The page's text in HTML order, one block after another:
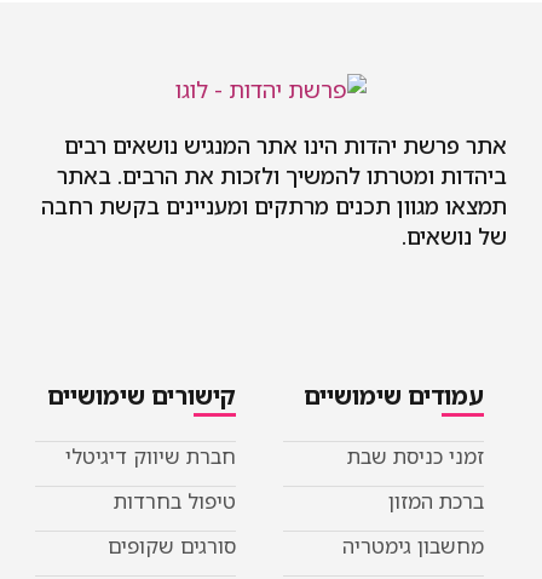
יהדות הינו אתר המנגיש נושאים רבים
להמשיך ולזכות את הרבים. באתר
תכנים מרתקים ומעניינים בקשת רחבה
שימושיים
שבת
גימטריה
קישורים שימושיים
חברת שיווק דיגיטלי
טיפול בחרדות
סורגים שקופים